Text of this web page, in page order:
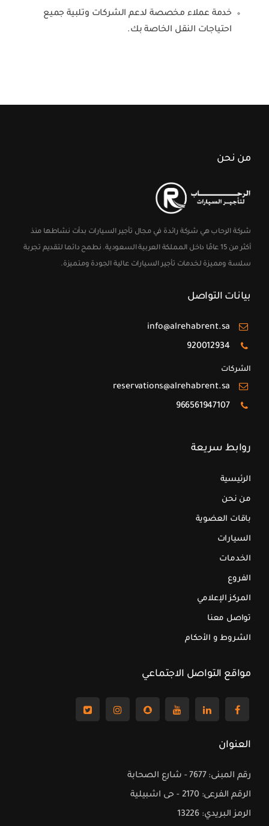
خدمة عملاء مخصصة لدعم الشركات وتلبية جميع
احتياجات النقل الخاصة بك.
من نحن
شركة الرحاب هي شركة رائدة في مجال تأجير السيارات بدأت نشاطها منذ
أكثر من 15 عامًا داخل المملكة العربية السعودية. نطمح دائما لتقديم تجربة
سلسة ومميزة لخدمات تأجير السيارات عالية الجودة ومتميزة.
بيانات التواصل
info@alrehabrent.sa
920012934
الشركات
reservations@alrehabrent.sa
966561947107
روابط سريعة
الرئيسية
من نحن
باقات العضوية
السيارات
الخدمات
الفروع
المركز الإعلامي
تواصل معنا
الشروط و الأحكام
مواقع التواصل الاجتماعي
العنوان
رقم المبنى: 7677 - شارع الصحابة
الرقم الفرعى: 2170 - حى اشبيلية
الرمز البريدي: 13226